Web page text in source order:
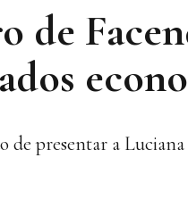
de
de presentar a